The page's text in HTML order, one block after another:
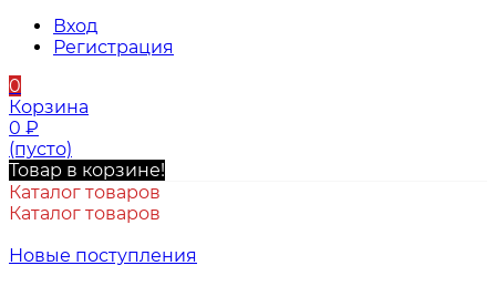
Вход
Регистрация
0
Корзина
0 ₽
(пусто)
Товар в корзине!
Каталог товаров
Каталог товаров
Новые поступления